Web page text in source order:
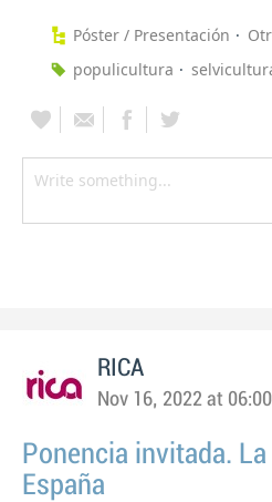
Póster / Presentación
populicultura
RICA
Nov 16, 2022 at 06:00
Ponencia invitada.
España